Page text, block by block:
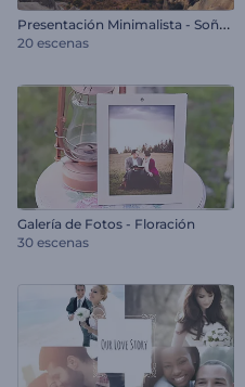
P
resentación Minimalista - Soñadores
20 escenas
Galería de Fotos - Floración
30 escenas